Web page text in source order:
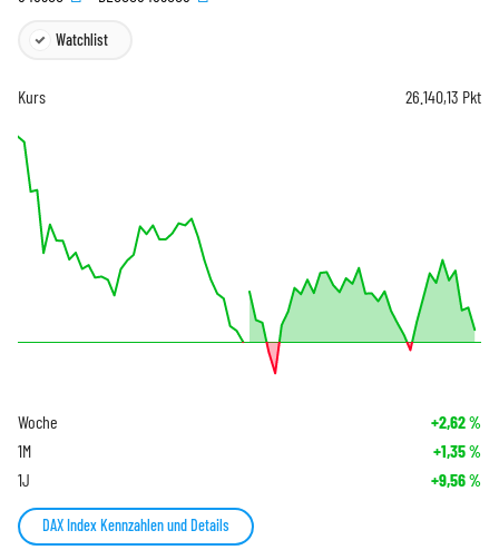
Watchlist
Kurs 26.140,13 Pkt
Woche +2,62%
1M +1,35%
1J +9,56%
DAX Index Kennzahlen und Details